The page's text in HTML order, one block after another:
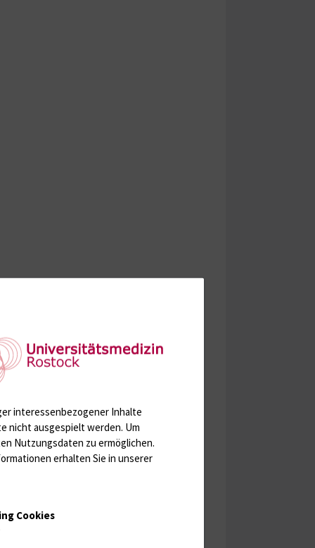
interessenbezogener Inhalte
nicht ausgespielt werden. Um
Nutzungsdaten zu ermöglichen.
erhalten Sie in unserer
Cookies